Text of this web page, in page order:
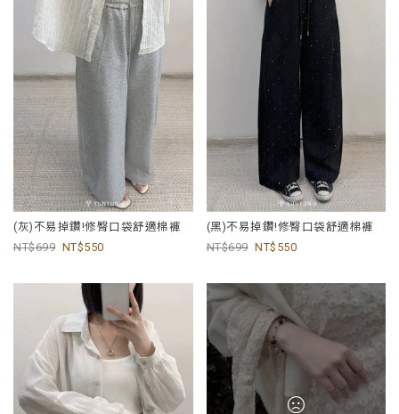
(灰)不易掉鑽!修臀口袋舒適棉褲
699
550
(黑)不易掉鑽!修臀口袋舒適棉褲
699
550